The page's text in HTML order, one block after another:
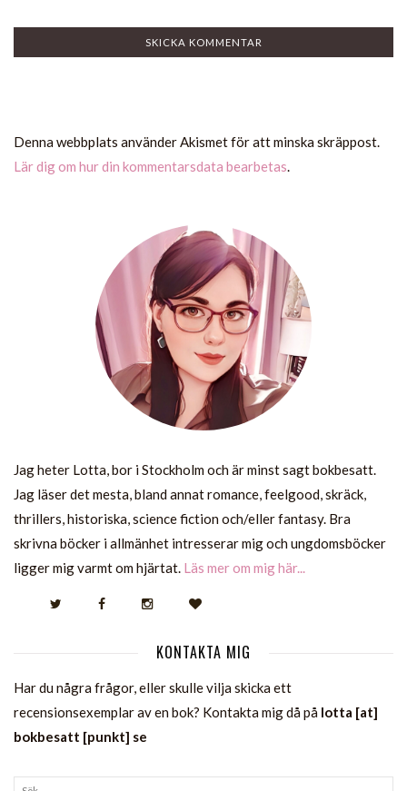
Denna webbplats använder Akismet för att minska skräppost.
Lär dig om hur din kommentarsdata bearbetas.
Jag heter Lotta, bor i Stockholm och är minst sagt bokbesatt.
Jag läser det mesta, bland annat romance, feelgood, skräck,
thrillers, historiska, science fiction och/eller fantasy. Bra
skrivna böcker i allmänhet intresserar mig och ungdomsböcker
ligger mig varmt om hjärtat. Läs mer om mig här...
KONTAKTA MIG
Har du några frågor, eller skulle vilja skicka ett
recensionsexemplar av en bok? Kontakta mig då på lotta [at]
bokbesatt [punkt] se